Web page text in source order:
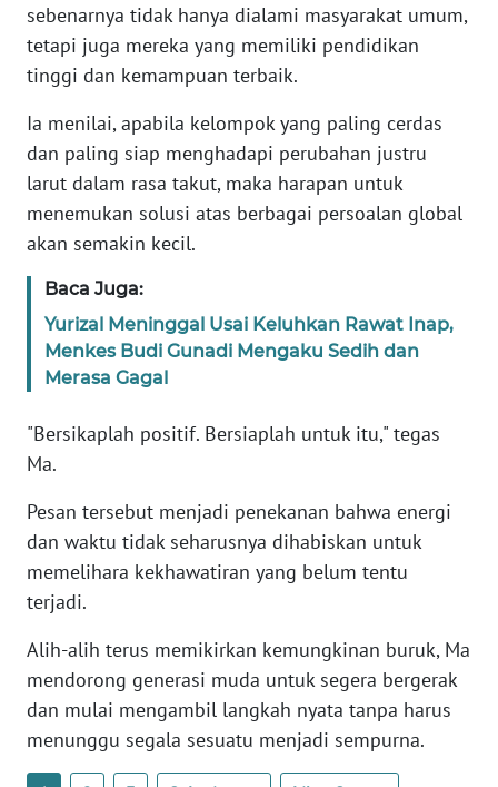
sebenarnya tidak hanya dialami masyarakat umum,
tetapi juga mereka yang memiliki pendidikan
tinggi dan kemampuan terbaik.
Ia menilai, apabila kelompok yang paling cerdas
dan paling siap menghadapi perubahan justru
larut dalam rasa takut, maka harapan untuk
menemukan solusi atas berbagai persoalan global
akan semakin kecil.
Baca Juga:
Yurizal Meninggal Usai Keluhkan Rawat Inap,
Menkes Budi Gunadi Mengaku Sedih dan
Merasa Gagal
"Bersikaplah positif. Bersiaplah untuk itu," tegas
Ma.
Pesan tersebut menjadi penekanan bahwa energi
dan waktu tidak seharusnya dihabiskan untuk
memelihara kekhawatiran yang belum tentu
terjadi.
Alih-alih terus memikirkan kemungkinan buruk, Ma
mendorong generasi muda untuk segera bergerak
dan mulai mengambil langkah nyata tanpa harus
menunggu segala sesuatu menjadi sempurna.
WN
SUMUT
JAKARTA
WN
JABAR
BANTEN
WN
WN
WN
PAPUA
PAPUA
BARAT
WN